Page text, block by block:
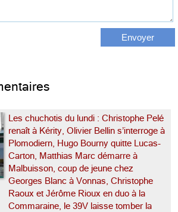
Les chuchotis du lundi : Christophe Pelé
renaît à Kérity, Olivier Bellin s’interroge à
Plomodiern, Hugo Bourny quitte Lucas-
Carton, Matthias Marc démarre à
Malbuisson, coup de jeune chez
Georges Blanc à Vonnas, Christophe
Raoux et Jérôme Rioux en duo à la
Commaraine, le 39V laisse tomber la